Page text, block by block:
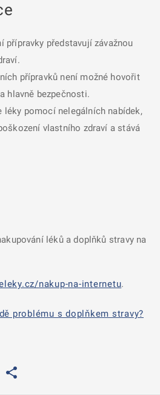
přípravky představují závažnou
přípravků není možné hovořit
hlavně bezpečnosti.
léky pomocí nelegálních nabídek,
vlastního zdraví a stává
léků a doplňků stravy na
nakup-na-internetu.
problému s doplňkem stravy?
nové kartě
na nové kartě
se otevře na nové kartě